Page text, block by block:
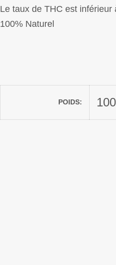
Le taux de THC est
100% Naturel
POIDS